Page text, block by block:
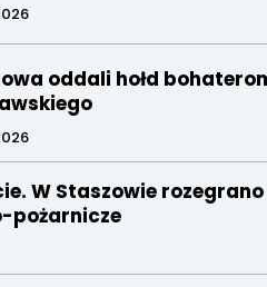
oddali hołd
W Staszowie rozegrano
pożarnicze